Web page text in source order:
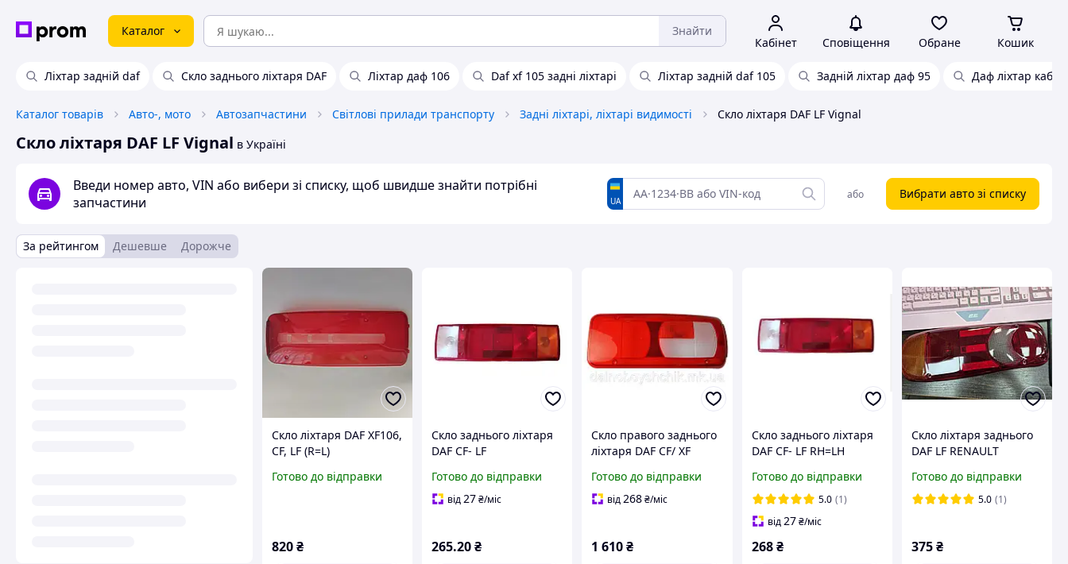
Каталог Знайти
Кабінет Сповіщення Обране Кошик
Ліхтар задній daf Скло заднього ліхтаря DAF Ліхтар даф 106 Daf xf 105 задні ліхтарі Ліхтар задній daf 105 Задній ліхтар даф 95 Даф ліхтар
Каталог товарів Авто-, мото Автозапчастини Світлові прилади транспорту Задні ліхтарі, ліхтарі видимості Скло ліхтаря DAF LF Vignal
Скло ліхтаря DAF LF Vignal в Україні
Введи номер авто, VIN або вибери зі списку, щоб швидше знайти потрібні
запчастини
UA або Вибрати авто зі списку
За рейтингом Дешевше Дорожче
Скло ліхтаря DAF XF106,
CF, LF (R=L)
Готово до відправки
820₴
Скло заднього ліхтаря
DAF CF- LF
Готово до відправки
від27₴/міс
265.20₴
Скло правого заднього
ліхтаря DAF CF/ XF
(1914691, 7CA945112)
Готово до відправки
від268₴/міс
1 610₴
Скло заднього ліхтаря
DAF CF- LF RH=LH
Готово до відправки
5.0 (1)
від27 ₴/міс
268 ₴
Скло ліхтаря заднього
DAF LF RENAULT
MASCOTT ДАФ ЛФ
РЕНО ПРЕМІУМ
Готово до відправки
5.0 (1)
375₴